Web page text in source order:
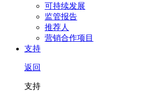
可持续发展
监管报告
推荐人
营销合作项目
支持
返回
支持